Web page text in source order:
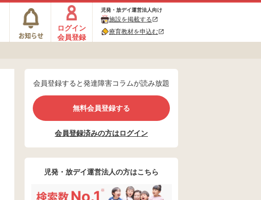
ログイン
会員登録
児発・放デイ運営法人向け
施設を掲載する
療育教材を申込む
会員登録すると発達障害コラムが読み放題
無料会員登録する
会員登録済みの方はログイン
児発・放デイ運営法人の方はこちら